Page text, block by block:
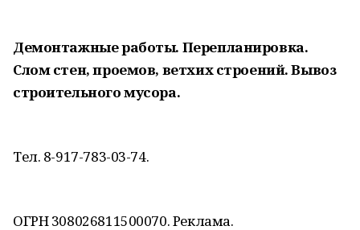
Демонтажные работы. Перепланировка.
Слом стен, проемов, ветхих строений. Вывоз
строительного мусора.
Тел. 8-917-783-03-74.
ОГРН 308026811500070. Реклама.